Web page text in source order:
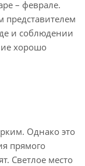
– феврале.
представителем
и соблюдении
хорошо
Однако это
прямого
Светлое место